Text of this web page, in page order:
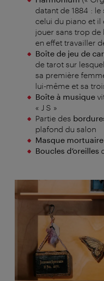
datant de 1884 :
celui du piano et il
jouer sans trop de
en effet travailler
Boîte de jeu de
de tarot sur
sa première
lui-même et sa
Boîte à musique
« J S »
Partie des
plafond du salon
Masque mortuaire
Boucles d’oreilles